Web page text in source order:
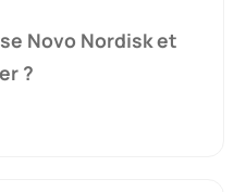
Novo Nordisk et
?